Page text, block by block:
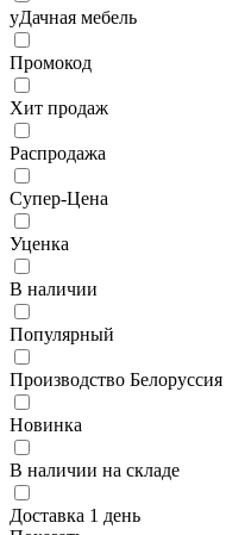
уДачная мебель
Промокод
Хит продаж
Распродажа
Супер-Цена
Уценка
В наличии
Популярный
Производство Белоруссия
Новинка
В наличии на складе
Доставка 1 день